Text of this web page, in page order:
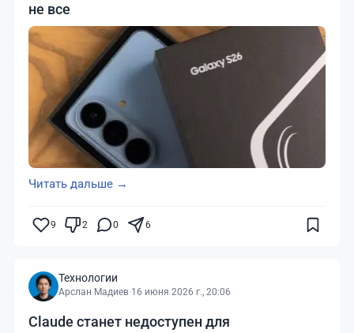
не все
Читать дальше →
9 2 0 6
Технологии
Арслан Мадиев·16 июня 2026 г., 20:06
Claude станет недоступен для